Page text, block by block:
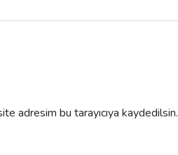
adresim bu tarayıcıya kaydedilsin.